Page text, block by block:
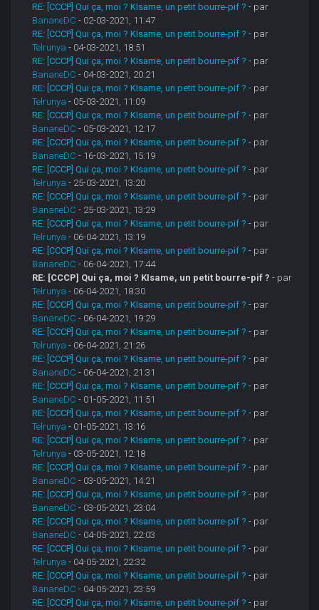
RE: [CCCP] Qui ça, moi ? KIsame, un petit bourre-pif ? - par
BananeDC - 02-03-2021, 11:47
RE: [CCCP] Qui ça, moi ? KIsame, un petit bourre-pif ? - par
Telrunya - 04-03-2021, 18:51
RE: [CCCP] Qui ça, moi ? KIsame, un petit bourre-pif ? - par
BananeDC - 04-03-2021, 20:21
RE: [CCCP] Qui ça, moi ? KIsame, un petit bourre-pif ? - par
Telrunya - 05-03-2021, 11:09
RE: [CCCP] Qui ça, moi ? KIsame, un petit bourre-pif ? - par
BananeDC - 05-03-2021, 12:17
RE: [CCCP] Qui ça, moi ? KIsame, un petit bourre-pif ? - par
BananeDC - 16-03-2021, 15:19
RE: [CCCP] Qui ça, moi ? KIsame, un petit bourre-pif ? - par
Telrunya - 25-03-2021, 13:20
RE: [CCCP] Qui ça, moi ? KIsame, un petit bourre-pif ? - par
BananeDC - 25-03-2021, 13:29
RE: [CCCP] Qui ça, moi ? KIsame, un petit bourre-pif ? - par
Telrunya - 06-04-2021, 13:19
RE: [CCCP] Qui ça, moi ? KIsame, un petit bourre-pif ? - par
BananeDC - 06-04-2021, 17:44
RE: [CCCP] Qui ça, moi ? KIsame, un petit bourre-pif ? - par
Telrunya - 06-04-2021, 18:30
RE: [CCCP] Qui ça, moi ? KIsame, un petit bourre-pif ? - par
BananeDC - 06-04-2021, 19:29
RE: [CCCP] Qui ça, moi ? KIsame, un petit bourre-pif ? - par
Telrunya - 06-04-2021, 21:26
RE: [CCCP] Qui ça, moi ? KIsame, un petit bourre-pif ? - par
BananeDC - 06-04-2021, 21:31
RE: [CCCP] Qui ça, moi ? KIsame, un petit bourre-pif ? - par
BananeDC - 01-05-2021, 11:51
RE: [CCCP] Qui ça, moi ? KIsame, un petit bourre-pif ? - par
Telrunya - 01-05-2021, 13:16
RE: [CCCP] Qui ça, moi ? KIsame, un petit bourre-pif ? - par
Telrunya - 03-05-2021, 12:18
RE: [CCCP] Qui ça, moi ? KIsame, un petit bourre-pif ? - par
BananeDC - 03-05-2021, 14:21
RE: [CCCP] Qui ça, moi ? KIsame, un petit bourre-pif ? - par
BananeDC - 03-05-2021, 23:04
RE: [CCCP] Qui ça, moi ? KIsame, un petit bourre-pif ? - par
BananeDC - 04-05-2021, 22:03
RE: [CCCP] Qui ça, moi ? KIsame, un petit bourre-pif ? - par
Telrunya - 04-05-2021, 22:32
RE: [CCCP] Qui ça, moi ? KIsame, un petit bourre-pif ? - par
BananeDC - 04-05-2021, 23:59
RE: [CCCP] Qui ça, moi ? KIsame, un petit bourre-pif ? - par